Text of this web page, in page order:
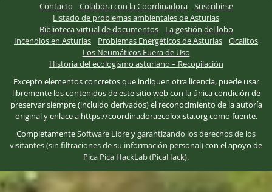
Contacto Colabora con la Coordinadora
Suscribirse
Listado de problemas ambientales de Asturias
Biblioteca virtual de documentos
La gestión del lobo
Incendios en Asturias
Problemas Energéticos de Asturias
Ocalitos
Los Neumáticos Fuera de Uso
Historia del ecologismo asturiano – Recopilación
Excepto elementos concretos que indiquen otra licencia, puede usar
libremente los contenidos de este sitio web con la única condición de
preservar siempre (incluido derivados) el reconocimiento de la autoría
original y enlace a https://coordinadoraecoloxista.org como fuente.
CompletamenteSoftware Libreygarantizando los derechos de los
visitantes (sin filtraciones de su información personal)con el apoyo de
Pica Pica HackLab (PicaHack).